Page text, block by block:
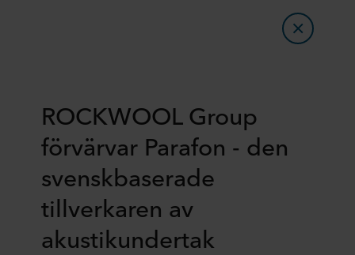
ROCKWOOL Group
förvärvar Parafon - den
svenskbaserade
tillverkaren av
akustikundertak